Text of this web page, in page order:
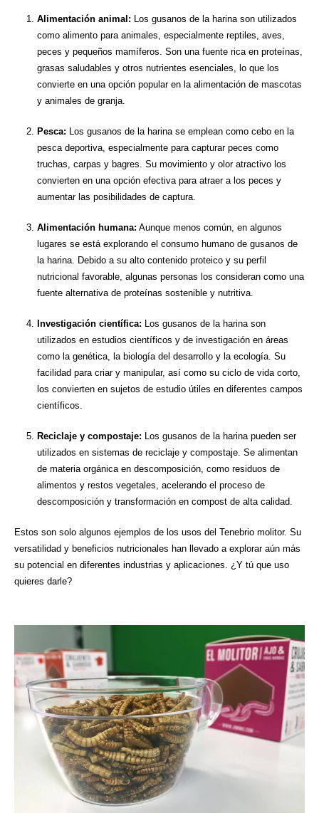
Alimentación animal: Los gusanos de la harina son utilizados
como alimento para animales, especialmente reptiles, aves,
peces y pequeños mamíferos. Son una fuente rica en proteínas,
grasas saludables y otros nutrientes esenciales, lo que los
convierte en una opción popular en la alimentación de mascotas
y animales de granja.
Pesca: Los gusanos de la harina se emplean como cebo en la
pesca deportiva, especialmente para capturar peces como
truchas, carpas y bagres. Su movimiento y olor atractivo los
convierten en una opción efectiva para atraer a los peces y
aumentar las posibilidades de captura.
Alimentación humana: Aunque menos común, en algunos
lugares se está explorando el consumo humano de gusanos de
la harina. Debido a su alto contenido proteico y su perfil
nutricional favorable, algunas personas los consideran como una
fuente alternativa de proteínas sostenible y nutritiva.
Investigación científica: Los gusanos de la harina son
utilizados en estudios científicos y de investigación en áreas
como la genética, la biología del desarrollo y la ecología. Su
facilidad para criar y manipular, así como su ciclo de vida corto,
los convierten en sujetos de estudio útiles en diferentes campos
científicos.
Reciclaje y compostaje: Los gusanos de la harina pueden ser
utilizados en sistemas de reciclaje y compostaje. Se alimentan
de materia orgánica en descomposición, como residuos de
alimentos y restos vegetales, acelerando el proceso de
descomposición y transformación en compost de alta calidad.
Estos son solo algunos ejemplos de los usos del Tenebrio molitor. Su
versatilidad y beneficios nutricionales han llevado a explorar aún más
su potencial en diferentes industrias y aplicaciones. ¿Y tú que uso
quieres darle?